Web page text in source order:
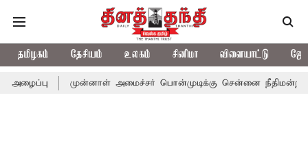
தமிழகம் தேசியம் உலகம் சினிமா விளையாட்டு
முன்னாள் அமைச்சர் பொன்முடிக்கு சென்னை நீதிமன்றம் பிடிவாராண்ட்